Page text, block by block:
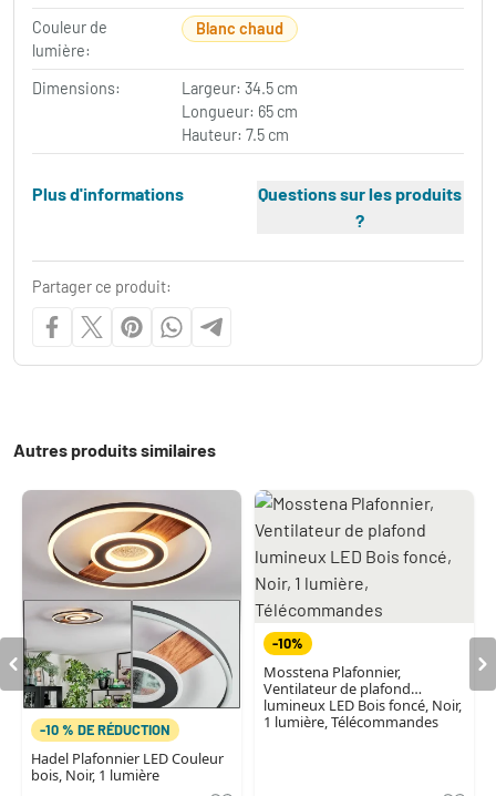
Couleur de
lumière:
Blanc chaud
Dimensions:
Largeur: 34.5 cm
Longueur: 65 cm
Hauteur: 7.5 cm
Plus d'informations
Questions sur les produits
?
Partager ce produit:
Autres produits similaires
-10 % DE RÉDUCTION
Hadel Plafonnier LED Couleur
bois, Noir, 1 lumière
-10%
Mosstena Plafonnier,
Ventilateur de plafond
lumineux LED Bois foncé, Noir,
1 lumière, Télécommandes